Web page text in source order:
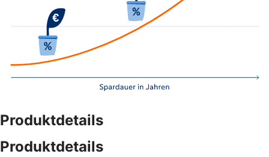
Produktdetails
Produktdetails